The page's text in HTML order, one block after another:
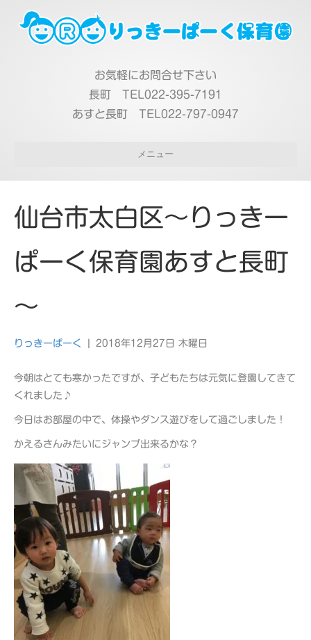
お気軽にお問合せ下さい
長町 TEL022-395-7191
あすと長町 TEL022-797-0947
メニュー
仙台市太白区～りっきー
ぱーく保育園あすと長町
～
りっきーぱーく 2018年12月27日 木曜日
今朝はとても寒かったですが、子どもたちは元気に登園してきて
くれました♪
今日はお部屋の中で、体操やダンス遊びをして過ごしました！
かえるさんみたいにジャンプ出来るかな？